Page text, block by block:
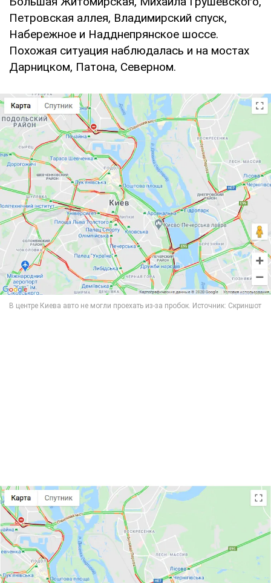
Петровская аллея, Владимирский спуск,
Набережное и Надднепрянское шоссе.
Похожая ситуация наблюдалась и на мостах
Дарницком, Патона, Северном.